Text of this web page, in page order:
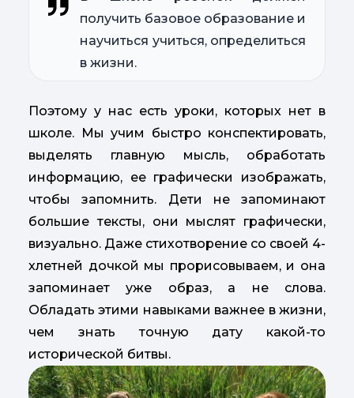
получить базовое образование и
научиться учиться, определиться
в жизни.
Поэтому у нас есть уроки, которых нет в
школе. Мы учим быстро конспектировать,
выделять главную мысль, обработать
информацию, ее графически изображать,
чтобы запомнить. Дети не запоминают
большие тексты, они мыслят графически,
визуально. Даже стихотворение со своей 4-
хлетней дочкой мы прорисовываем, и она
запоминает уже образ, а не слова.
Обладать этими навыками важнее в жизни,
чем знать точную дату какой-то
исторической битвы.